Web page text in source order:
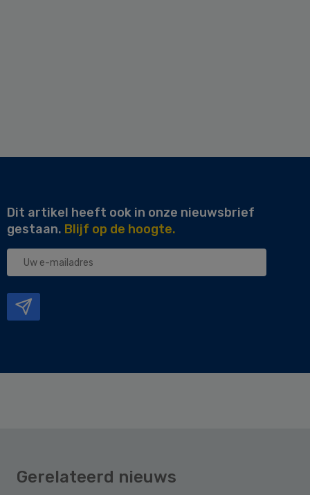
Dit artikel heeft ook in onze nieuwsbrief
gestaan. Blijf op de hoogte.
Uw
Gerelateerd nieuws